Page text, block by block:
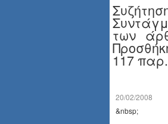
των
117
20/02/2008
&nbsp;